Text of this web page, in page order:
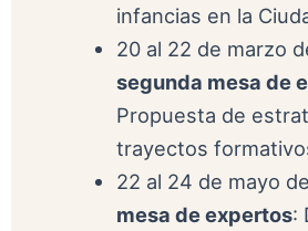
infancias en la
20 al 22 de marzo
segunda mesa de
Propuesta de
trayectos
22 al 24 de mayo
mesa de expertos: